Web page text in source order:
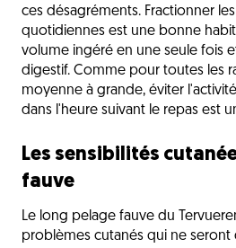
ces désagréments. Fractionner
quotidiennes est une bonne
volume ingéré en une seule fois
digestif. Comme pour toutes les
moyenne à grande, éviter
dans l'heure suivant le repas est
Les sensibilités
fauve
Le long pelage fauve du
problèmes cutanés qui ne seront